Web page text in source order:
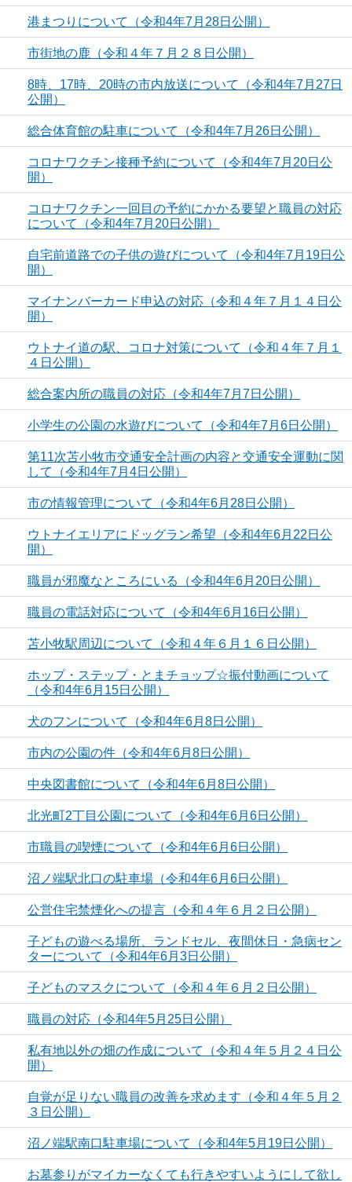
港まつりについて（令和4年7月28日公開）
市街地の鹿（令和４年７月２８日公開）
8時、17時、20時の市内放送について（令和4年7月27日
公開）
総合体育館の駐車について（令和4年7月26日公開）
コロナワクチン接種予約について（令和4年7月20日公
開）
コロナワクチン一回目の予約にかかる要望と職員の対応
について（令和4年7月20日公開）
自宅前道路での子供の遊びについて（令和4年7月19日公
開）
マイナンバーカード申込の対応（令和４年７月１４日公
開）
ウトナイ道の駅、コロナ対策について（令和４年７月１
４日公開）
総合案内所の職員の対応（令和4年7月7日公開）
小学生の公園の水遊びについて（令和4年7月6日公開）
第11次苫小牧市交通安全計画の内容と交通安全運動に関
して（令和4年7月4日公開）
市の情報管理について（令和4年6月28日公開）
ウトナイエリアにドッグラン希望（令和4年6月22日公
開）
職員が邪魔なところにいる（令和4年6月20日公開）
職員の電話対応について（令和4年6月16日公開）
苫小牧駅周辺について（令和４年６月１６日公開）
ホップ・ステップ・とまチョップ☆振付動画について
（令和4年6月15日公開）
犬のフンについて（令和4年6月8日公開）
市内の公園の件（令和4年6月8日公開）
中央図書館について（令和4年6月8日公開）
北光町2丁目公園について（令和4年6月6日公開）
市職員の喫煙について（令和4年6月6日公開）
沼ノ端駅北口の駐車場（令和4年6月6日公開）
公営住宅禁煙化への提言（令和４年６月２日公開）
子どもの遊べる場所、ランドセル、夜間休日・急病セン
ターについて（令和4年6月3日公開）
子どものマスクについて（令和４年６月２日公開）
職員の対応（令和4年5月25日公開）
私有地以外の畑の作成について（令和４年５月２４日公
開）
自覚が足りない職員の改善を求めます（令和４年５月２
３日公開）
沼ノ端駅南口駐車場について（令和4年5月19日公開）
お墓参りがマイカーなくても行きやすいようにして欲し